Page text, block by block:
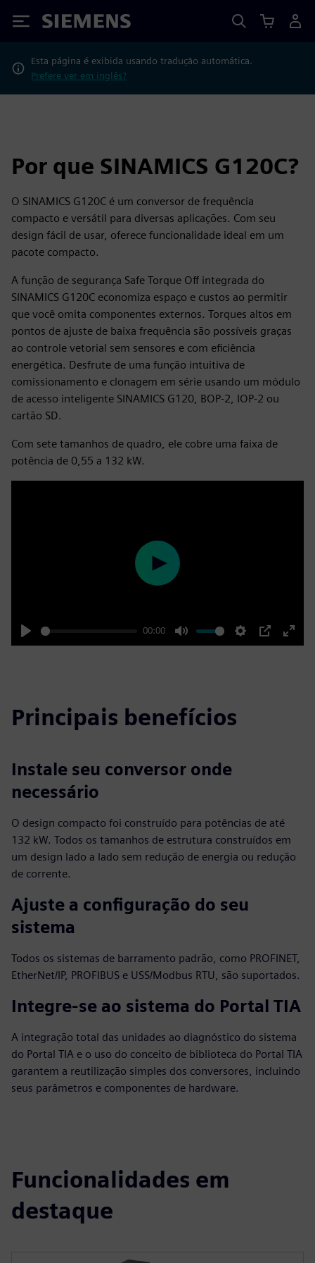
Siemens
Esta página é exibida usando tradução automática.
Prefere ver em inglês?
Por que SINAMICS G120C?
O SINAMICS G120C é um conversor de frequência
compacto e versátil para diversas aplicações. Com seu
design fácil de usar, oferece funcionalidade ideal em um
pacote compacto.
A função de segurança Safe Torque Off integrada do
SINAMICS G120C economiza espaço e custos ao permitir
que você omita componentes externos. Torques altos em
pontos de ajuste de baixa frequência são possíveis graças
ao controle vetorial sem sensores e com eficiência
energética. Desfrute de uma função intuitiva de
comissionamento e clonagem em série usando um módulo
de acesso inteligente SINAMICS G120, BOP-2, IOP-2 ou
cartão SD.
Com sete tamanhos de quadro, ele cobre uma faixa de
potência de 0,55 a 132 kW.
Play
00:00
Mute Settings
PIP
Enter
Play
Principais benefícios
Instale seu conversor onde
necessário
O design compacto foi construído para potências de até
132 kW. Todos os tamanhos de estrutura construídos em
um design lado a lado sem redução de energia ou redução
de corrente.
Ajuste a configuração do seu
sistema
Todos os sistemas de barramento padrão, como PROFINET,
EtherNet/IP, PROFIBUS e USS/Modbus RTU, são suportados.
Integre-se ao sistema do Portal TIA
A integração total das unidades ao diagnóstico do sistema
do Portal TIA e o uso do conceito de biblioteca do Portal TIA
garantem a reutilização simples dos conversores, incluindo
seus parâmetros e componentes de hardware.
Funcionalidades em
destaque